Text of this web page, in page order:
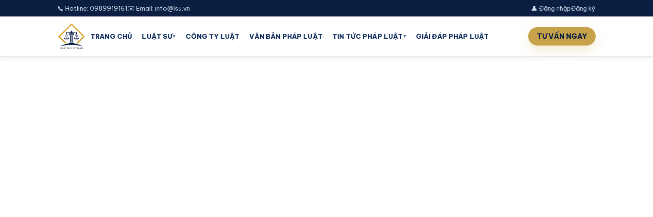
📞 Hotline: 0989919161✉️ Email: info@lsu.vn 👤 Đăng nhậpĐăng ký
TRANG CHỦ LUẬT SƯ▾ CÔNG TY LUẬT VĂN BẢN PHÁP LUẬT TIN TỨC PHÁP LUẬT▾ GIẢI ĐÁP PHÁP LUẬT TƯ VẤN NGAY